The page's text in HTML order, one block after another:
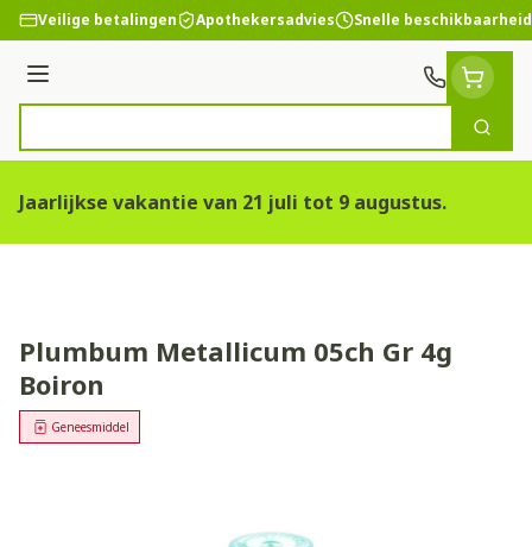
Ga naar de inhoud
Veilige betalingen Apothekersadvies Snelle beschikbaarheid
Menu
Zoek
Jaarlijkse vakantie van 21 juli tot 9 augustus.
Plumbum Metallicum 05ch Gr 4g
Boiron
Geneesmiddel